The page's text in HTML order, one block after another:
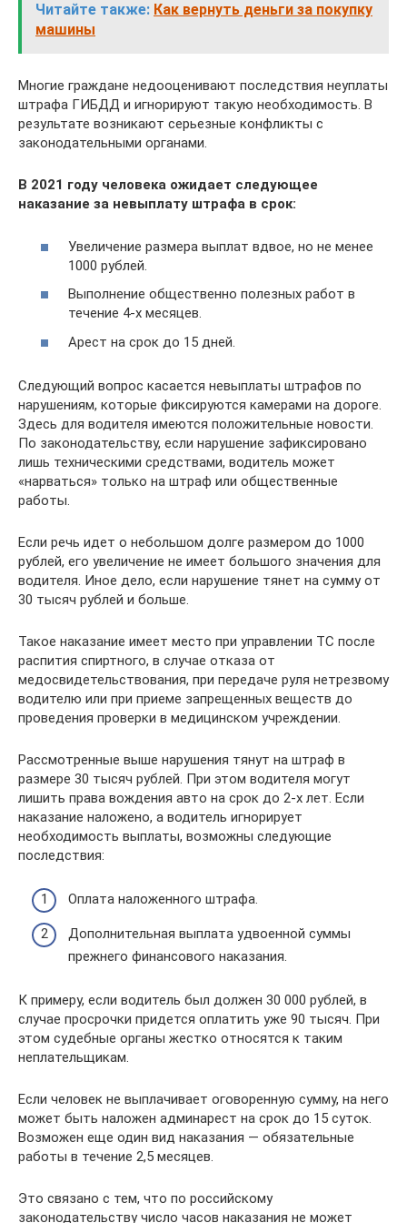
Читайте также: Как вернуть деньги за покупку
машины
Многие граждане недооценивают последствия неуплаты
штрафа ГИБДД и игнорируют такую необходимость. В
результате возникают серьезные конфликты с
законодательными органами.
В 2021 году человека ожидает следующее
наказание за невыплату штрафа в срок:
Увеличение размера выплат вдвое, но не менее
1000 рублей.
Выполнение общественно полезных работ в
течение 4-х месяцев.
Арест на срок до 15 дней.
Следующий вопрос касается невыплаты штрафов по
нарушениям, которые фиксируются камерами на дороге.
Здесь для водителя имеются положительные новости.
По законодательству, если нарушение зафиксировано
лишь техническими средствами, водитель может
«нарваться» только на штраф или общественные
работы.
Если речь идет о небольшом долге размером до 1000
рублей, его увеличение не имеет большого значения для
водителя. Иное дело, если нарушение тянет на сумму от
30 тысяч рублей и больше.
Такое наказание имеет место при управлении ТС после
распития спиртного, в случае отказа от
медосвидетельствования, при передаче руля нетрезвому
водителю или при приеме запрещенных веществ до
проведения проверки в медицинском учреждении.
Рассмотренные выше нарушения тянут на штраф в
размере 30 тысяч рублей. При этом водителя могут
лишить права вождения авто на срок до 2-х лет. Если
наказание наложено, а водитель игнорирует
необходимость выплаты, возможны следующие
последствия:
Оплата наложенного штрафа.
Дополнительная выплата удвоенной суммы
прежнего финансового наказания.
К примеру, если водитель был должен 30 000 рублей, в
случае просрочки придется оплатить уже 90 тысяч. При
этом судебные органы жестко относятся к таким
неплательщикам.
Если человек не выплачивает оговоренную сумму, на него
может быть наложен админарест на срок до 15 суток.
Возможен еще один вид наказания — обязательные
работы в течение 2,5 месяцев.
Это связано с тем, что по российскому
законодательству число часов наказания не может